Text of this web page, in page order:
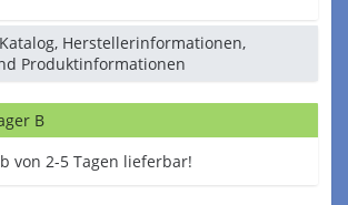
Herstellerinformationen,
Produktinformationen
B
von 2-5 Tagen lieferbar!